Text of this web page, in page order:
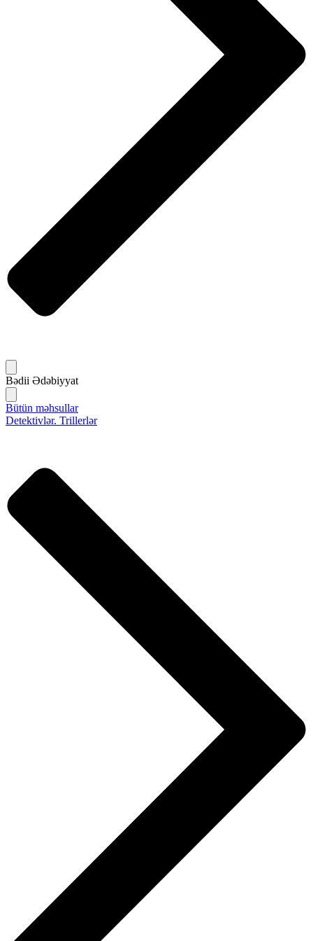
Bədii Ədəbiyyat
Bütün məhsullar
Detektivlər. Trillerlər